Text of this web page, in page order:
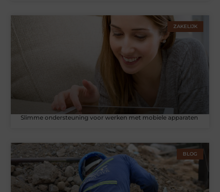
ZAKELIJK
Slimme ondersteuning voor werken met mobiele apparaten
BLOG